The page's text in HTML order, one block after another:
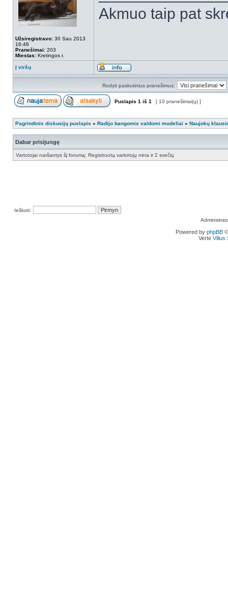
Užsiregistravo: 30 Sau 2013
16:46
Pranešimai: 203
Miestas: Kretingos r.
Akmuo taip pat
Į viršų
Rodyti paskutinius pranešimus:
Puslapis 1 iš 1 [ 10 pranešimai(ų) ]
Pagrindinis diskusijų puslapis » Radijo bangomis valdomi modeliai » Naujokų
Dabar prisijungę
Vartotojai naršantys šį forumą: Registruotų vartotojų nėra ir 2 svečių
Ieškoti:
Powered by phpBB
Vertė Vilius